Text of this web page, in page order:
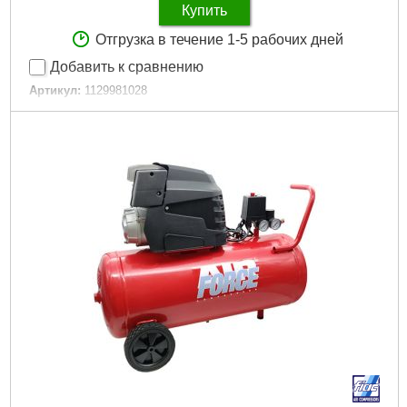
Купить
Отгрузка в течение 1-5 рабочих дней
Добавить к сравнению
Артикул: 1129981028
Код товара: 27.25.36
Привод компрессора: Прямоприводной
Производительность, л/мин: 160
Тип компрессора:
Коаксиальный
220
Уровень шума, дБ: 63
Подробнее...